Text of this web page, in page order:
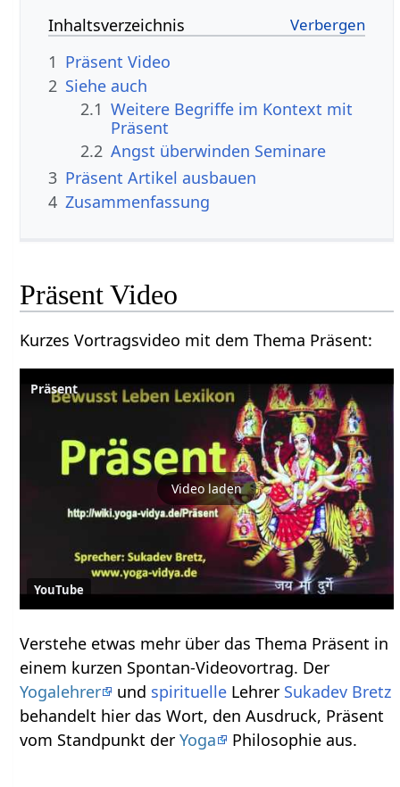
Inhaltsverzeichnis
1
Präsent‏‎ Video
2 Siehe auch
2.1 Weitere Begriffe im Kontext mit
2.2 Angst überwinden Seminare
3
Präsent‏‎ Artikel ausbauen
4 Zusammenfassung
Präsent‏‎ Video
Kurzes Vortragsvideo mit dem Thema Präsent‏‎:
Präsent‏‎
Video laden
YouTube
Verstehe etwas mehr über das Thema Präsent‏‎ in
einem kurzen Spontan-Videovortrag. Der
Yogalehrer
und spirituelle Lehrer Sukadev Bretz
behandelt hier das Wort, den Ausdruck, Präsent‏‎
vom Standpunkt derYoga Philosophie aus.